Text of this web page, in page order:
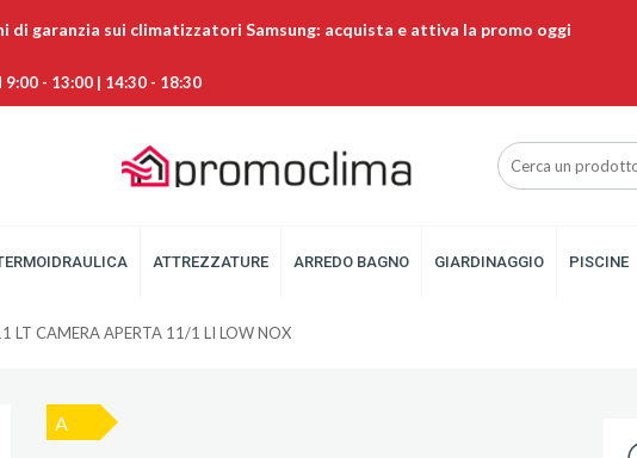
di garanzia sui climatizzatori Samsung: acquista e attiva la promo oggi
9:00 - 13:00 | 14:30 - 18:30
ATTREZZATURE ARREDO BAGNO GIARDINAGGIO PISCINE
LT CAMERA APERTA 11/1 LI LOW NOX
A